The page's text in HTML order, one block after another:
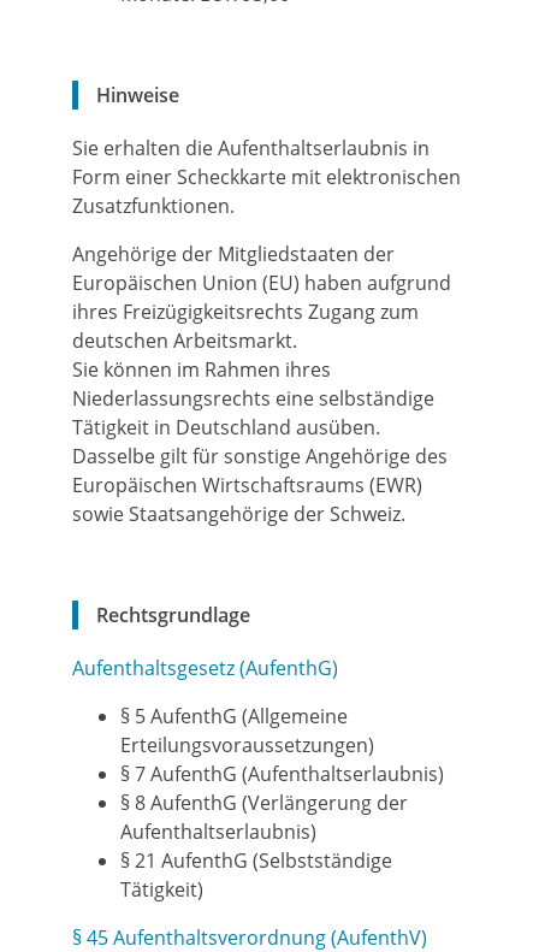
Hinweise
Sie erhalten die Aufenthaltserlaubnis in
Form einer Scheckkarte mit elektronischen
Zusatzfunktionen.
Angehörige der Mitgliedstaaten der
Europäischen Union (EU) haben aufgrund
ihres Freizügigkeitsrechts Zugang zum
deutschen Arbeitsmarkt.
Sie können im Rahmen ihres
Niederlassungsrechts eine selbständige
Tätigkeit in Deutschland ausüben.
Dasselbe gilt für sonstige Angehörige des
Europäischen Wirtschaftsraums (EWR)
sowie Staatsangehörige der Schweiz.
Rechtsgrundlage
Aufenthaltsgesetz (AufenthG)
§ 5 AufenthG (Allgemeine
Erteilungsvoraussetzungen)
§ 7 AufenthG (Aufenthaltserlaubnis)
§ 8 AufenthG (Verlängerung der
Aufenthaltserlaubnis)
§ 21 AufenthG (Selbstständige
Tätigkeit)
§ 45 Aufenthaltsverordnung (AufenthV)